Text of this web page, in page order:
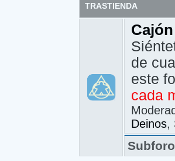
TRASTIENDA
de
este
cada
Deinos,